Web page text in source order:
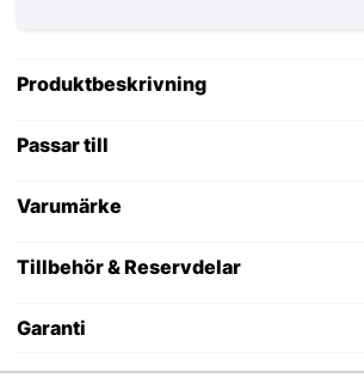
Produktbeskrivning
Passar till
Varumärke
Tillbehör & Reservdelar
Garanti